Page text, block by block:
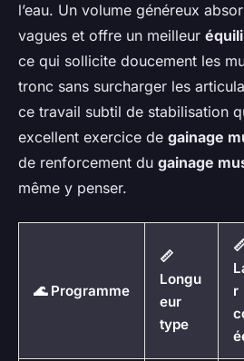
l’eau. Un volume généreux
vagues et offre un meilleur
ce qui sollicite doucement les
tronc sans surcharger les
ce travail subtil de stabilisation
excellent exercice de gainage
de renforcement du gainage
même y penser.
🌊 Programme
📏
Longu
eur
type
r